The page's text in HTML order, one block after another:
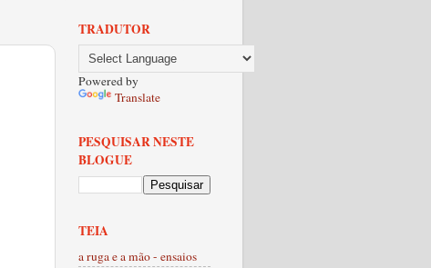
TRADUTOR
Powered by
Translate
PESQUISAR NESTE
BLOGUE
TEIA
a ruga e a mão - ensaios